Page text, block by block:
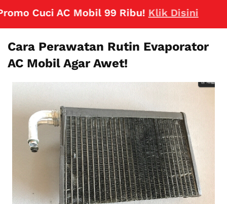
AC Mobil 99 Ribu!Klik Disini
Cara Perawatan Rutin Evaporator
AC Mobil Agar Awet!